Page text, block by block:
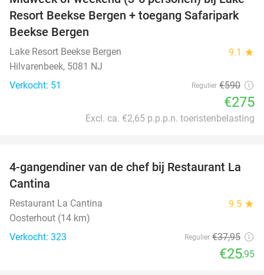
Resort Beekse Bergen + toegang Safaripark
Beekse Bergen
Lake Resort Beekse Bergen 9.1 star
Hilvarenbeek, 5081 NJ
Verkocht: 51
Regulier €590
€275
Excl. ca. €2,65 p.p.p.n. toeristenbelasting
32%
4-gangendiner van de chef bij Restaurant La
Cantina
Restaurant La Cantina 9.5 star
Oosterhout (14 km)
Verkocht: 323
Regulier €37,95
€25,95